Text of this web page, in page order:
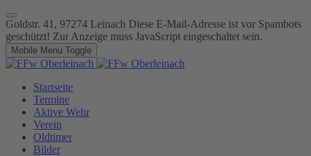
Goldstr. 41, 97274 Leinach Diese E-Mail-Adresse ist vor Spambots
geschützt! Zur Anzeige muss JavaScript eingeschaltet sein.
Mobile Menu Toggle
Startseite
Termine
Aktive Wehr
Verein
Oldtimer
Bilder